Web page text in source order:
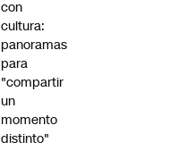
con
cultura:
panoramas
para
"compartir
un
momento
distinto"